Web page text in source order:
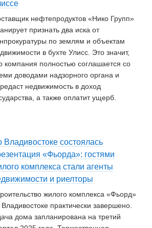
нефтепродуктов «Нико Групп»
признать два иска от
по землям и объектам
в бухте Улисс. Это значит,
компания полностью соглашается со
доводами надзорного органа и
недвижимость в доход
а также оплатит ущерб.
Владивостоке состоялась
«Фьорда»: гостями
комплекса стали агенты
и риелторы
жилого комплекса «Фьорд»
Владивостоке практически завершено.
дома запланирована на третий